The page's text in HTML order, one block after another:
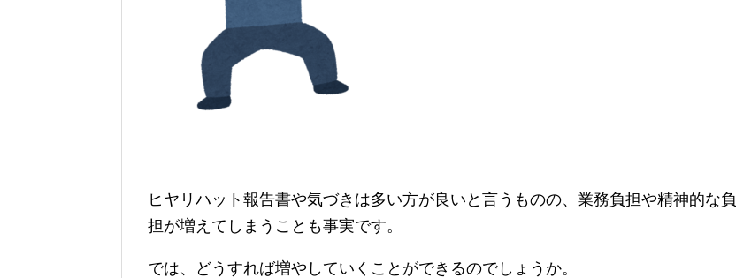
ヒヤリハット報告書や気づきは多い方が良いと言うものの、業務負担や精神的な負
担が増えてしまうことも事実です。
では、どうすれば増やしていくことができるのでしょうか。